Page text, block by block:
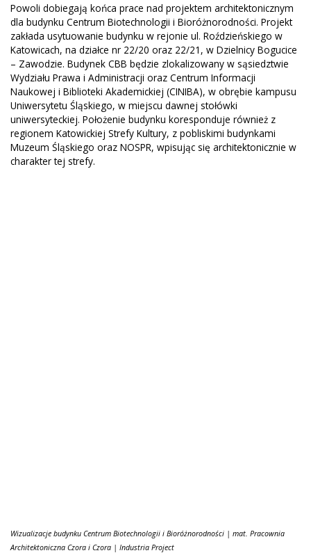
Powoli dobiegają końca prace nad projektem architektonicznym
dla budynku Centrum Biotechnologii i Bioróżnorodności. Projekt
zakłada usytuowanie budynku w rejonie ul. Roździeńskiego w
Katowicach, na działce nr 22/20 oraz 22/21, w Dzielnicy Bogucice
– Zawodzie. Budynek CBB będzie zlokalizowany w sąsiedztwie
Wydziału Prawa i Administracji oraz Centrum Informacji
Naukowej i Biblioteki Akademickiej (CINIBA), w obrębie kampusu
Uniwersytetu Śląskiego, w miejscu dawnej stołówki
uniwersyteckiej. Położenie budynku koresponduje również z
regionem Katowickiej Strefy Kultury, z pobliskimi budynkami
Muzeum Śląskiego oraz NOSPR, wpisując się architektonicznie w
charakter tej strefy.
Wizualizacje budynku Centrum Biotechnologii i Bioróżnorodności | mat. Pracownia
Architektoniczna Czora i Czora | Industria Project